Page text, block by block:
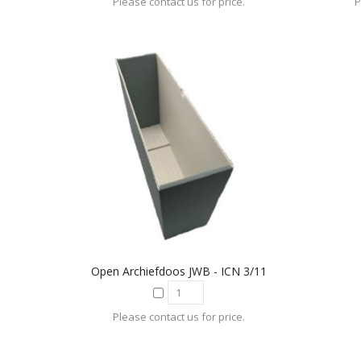
Open Archiefdoos JWB - ICN 3/11
Please contact us for price.